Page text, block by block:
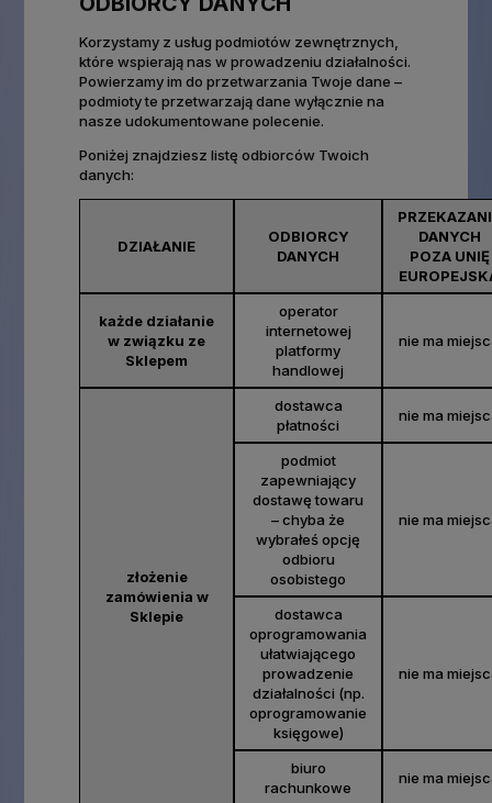
Korzystamy z usług podmiotów zewnętrznych,
które wspierają nas w prowadzeniu działalności.
Powierzamy im do przetwarzania Twoje dane –
podmioty te przetwarzają dane wyłącznie na
nasze udokumentowane polecenie.
Poniżej znajdziesz listę odbiorców Twoich
danych:
DZIAŁANIE
ODBIORCY
DANYCH
DANYCH
POZA UNIĘ
każde działanie
w związku ze
Sklepem
operator
internetowej
platformy
handlowej
nie ma
złożenie
zamówienia w
Sklepie
dostawca
płatności
nie ma
podmiot
zapewniający
dostawę towaru
– chyba że
wybrałeś opcję
odbioru
osobistego
nie ma
dostawca
oprogramowania
ułatwiającego
prowadzenie
działalności (np.
oprogramowanie
księgowe)
nie ma
biuro
rachunkowe
nie ma